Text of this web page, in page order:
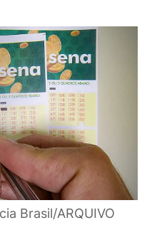
Brasil/ARQUIVO